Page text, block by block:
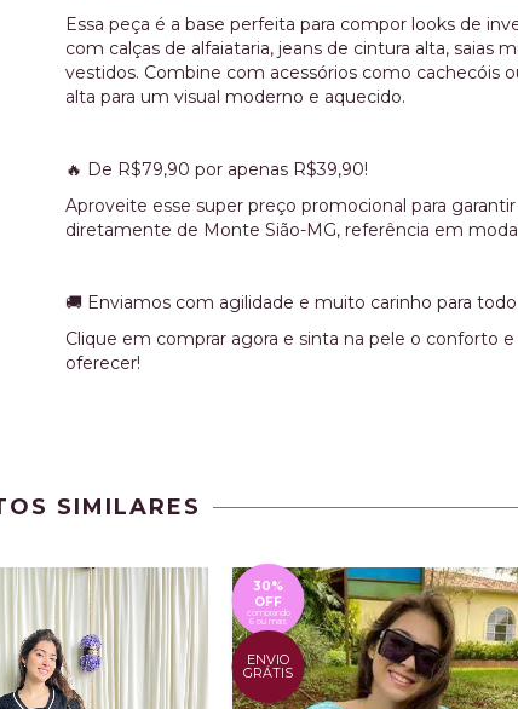
Essa peça é a base perfeita para compor looks de
com calças de alfaiataria, jeans de cintura alta, saias
vestidos. Combine com acessórios como cachecóis
alta para um visual moderno e aquecido.
🔥 De R$79,90 por apenas R$39,90!
Aproveite esse super preço promocional para
diretamente de Monte Sião-MG, referência em
🚚 Enviamos com agilidade e muito carinho para todo
Clique em comprar agora e sinta na pele o conforto
oferecer!
SIMILARES
30%
OFF
comprando
6 ou mais
ENVIO
GRÁTIS